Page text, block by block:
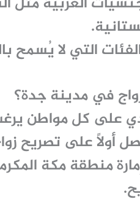
التي لا يُسمح
في مدينة جدة؟
على كل مواطن
أولًا على تصريح
منطقة مكة